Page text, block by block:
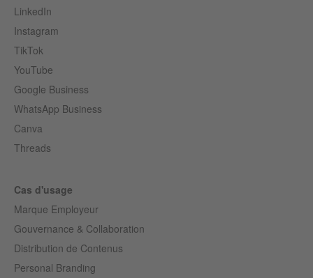
LinkedIn
Instagram
TikTok
YouTube
Google Business
WhatsApp Business
Canva
Threads
Cas d'usage
Marque Employeur
Gouvernance & Collaboration
Distribution de Contenus
Personal Branding